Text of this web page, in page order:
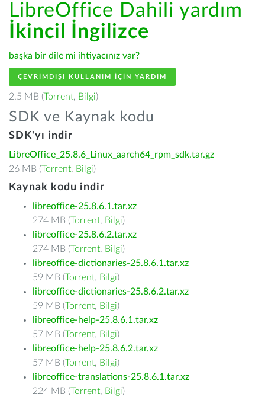
LibreOffice Dahili yardım
İkincil İngilizce
başka bir dile mi ihtiyacınız var?
ÇEVRIMDIŞI KULLANIM IÇIN YARDIM
2.5 MB (Torrent, Bilgi)
SDK ve Kaynak kodu
SDK'yı indir
LibreOffice_25.8.6_Linux_aarch64_rpm_sdk.tar.gz
26 MB (Torrent, Bilgi)
Kaynak kodu indir
libreoffice-25.8.6.1.tar.xz
274 MB (Torrent, Bilgi)
libreoffice-25.8.6.2.tar.xz
274 MB (Torrent, Bilgi)
libreoffice-dictionaries-25.8.6.1.tar.xz
59 MB (Torrent, Bilgi)
libreoffice-dictionaries-25.8.6.2.tar.xz
59 MB (Torrent, Bilgi)
libreoffice-help-25.8.6.1.tar.xz
57 MB (Torrent, Bilgi)
libreoffice-help-25.8.6.2.tar.xz
57 MB (Torrent, Bilgi)
libreoffice-translations-25.8.6.1.tar.xz
224 MB (Torrent, Bilgi)